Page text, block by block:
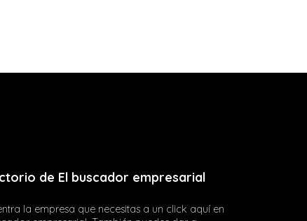
de El buscador empresarial
la empresa que necesitas a un click aquí en